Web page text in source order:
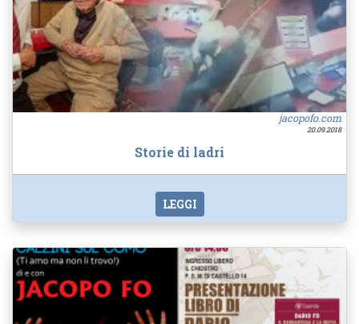
jacopofo.com
20.09.2018
Storie di ladri
LEGGI